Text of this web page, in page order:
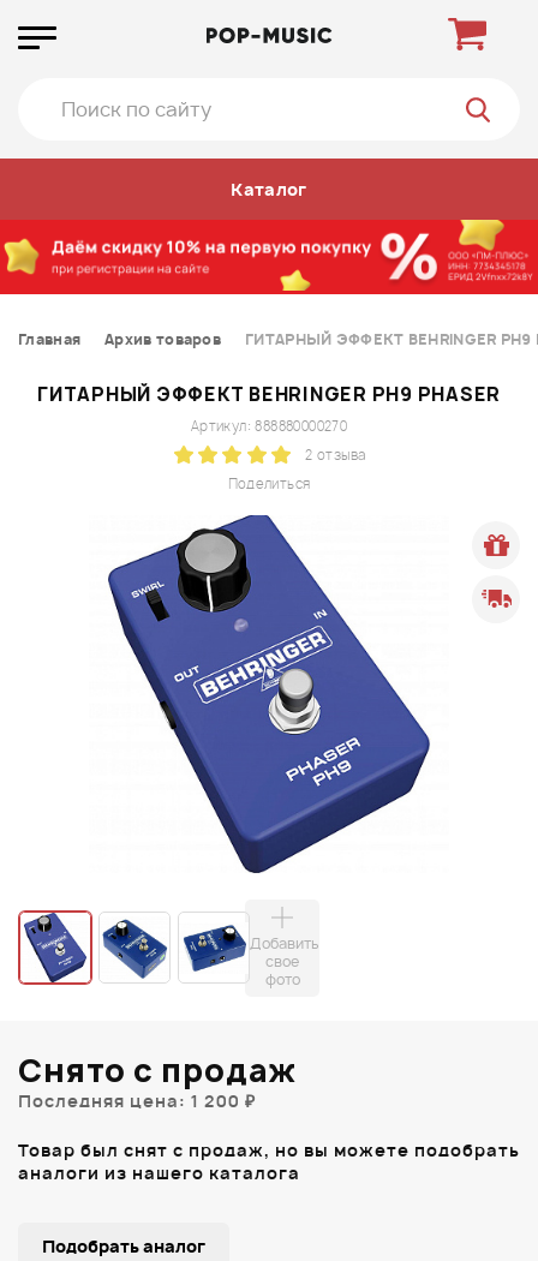
Каталог
Главная Архив товаров ГИТАРНЫЙ ЭФФЕКТ BEHRINGER PH9
ГИТАРНЫЙ ЭФФЕКТ BEHRINGER PH9 PHASER
Поделиться
Артикул: 888880000270
2 отзыва
Добавить
свое
фото
Снято с продаж
Последняя цена: 1 200 ₽
Товар был снят с продаж, но вы можете подобрать
аналоги из нашего каталога
Подобрать аналог